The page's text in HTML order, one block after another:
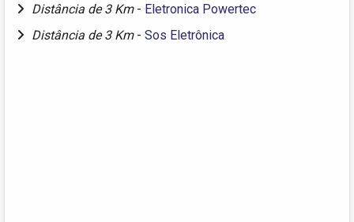
Distância de 3 Km - Eletronica Powertec
Distância de 3 Km - Sos Eletrônica